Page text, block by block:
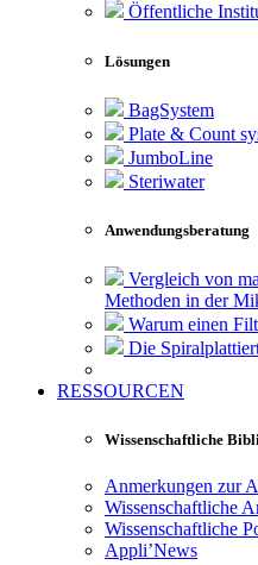
Öffentliche
Lösungen
BagSystem
Plate & Count
JumboLine
Steriwater
Anwendungsberatung
Vergleich von
Methoden in der
Warum einen
Die
RESSOURCEN
Wissenschaftliche
Anmerkungen zur
Wissenschaftliche
Wissenschaftliche
Appli’News